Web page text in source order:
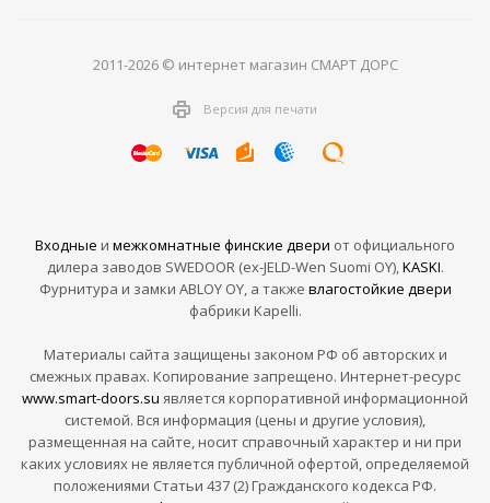
2011-2026 © интернет магазин СМАРТ ДОРС
Версия для печати
Входные и межкомнатные финские двери от официального
дилера заводов SWEDOOR (ex-JELD-Wen Suomi OY),KASKI.
Фурнитура и замки ABLOY OY, а также влагостойкие двери
фабрики Kapelli.
Материалы сайта защищены законом РФ об авторских и
смежных правах. Копирование запрещено. Интернет-ресурс
www.smart-doors.su является корпоративной информационной
системой. Вся информация (цены и другие условия),
размещенная на сайте, носит справочный характер и ни при
каких условиях не является публичной офертой, определяемой
положениями Статьи 437 (2) Гражданского кодекса РФ.